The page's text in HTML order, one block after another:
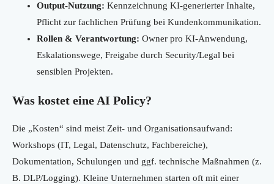
Output-Nutzung: Kennzeichnung KI-generierter Inhalte,
Pflicht zur fachlichen Prüfung bei Kundenkommunikation.
Rollen & Verantwortung: Owner pro KI-Anwendung,
Eskalationswege, Freigabe durch Security/Legal bei
sensiblen Projekten.
Was kostet eine AI Policy?
Die „Kosten“ sind meist Zeit- und Organisationsaufwand:
Workshops (IT, Legal, Datenschutz, Fachbereiche),
Dokumentation, Schulungen und ggf. technische Maßnahmen (z.
B. DLP/Logging). Kleine Unternehmen starten oft mit einer